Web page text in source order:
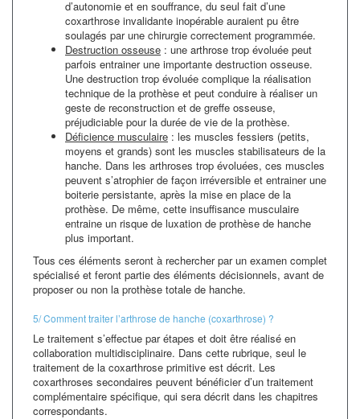
d’autonomie et en souffrance, du seul fait d’une
coxarthrose invalidante inopérable auraient pu être
soulagés par une chirurgie correctement programmée.
Destruction osseuse : une arthrose trop évoluée peut
parfois entrainer une importante destruction osseuse.
Une destruction trop évoluée complique la réalisation
technique de la prothèse et peut conduire à réaliser un
geste de reconstruction et de greffe osseuse,
préjudiciable pour la durée de vie de la prothèse.
Déficience musculaire : les muscles fessiers (petits,
moyens et grands) sont les muscles stabilisateurs de la
hanche. Dans les arthroses trop évoluées, ces muscles
peuvent s’atrophier de façon irréversible et entrainer une
boiterie persistante, après la mise en place de la
prothèse. De même, cette insuffisance musculaire
entraine un risque de luxation de prothèse de hanche
plus important.
Tous ces éléments seront à rechercher par un examen complet
spécialisé et feront partie des éléments décisionnels, avant de
proposer ou non la prothèse totale de hanche.
5/ Comment traiter l’arthrose de hanche (coxarthrose) ?
Le traitement s’effectue par étapes et doit être réalisé en
collaboration multidisciplinaire. Dans cette rubrique, seul le
traitement de la coxarthrose primitive est décrit. Les
coxarthroses secondaires peuvent bénéficier d’un traitement
complémentaire spécifique, qui sera décrit dans les chapitres
correspondants.